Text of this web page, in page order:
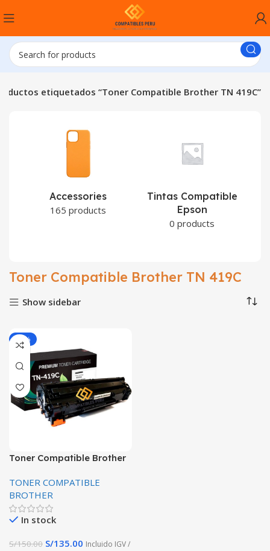
etiquetados “Toner Compatible Brother TN 419C”
Accessories
165 products
Tintas Compatible
Epson
0 products
Toner Compatible Brother TN 419C
Show sidebar
-10%
Toner Compatible Brother
L8900CDW 9000 páginas
Premium
TONER COMPATIBLE
BROTHER
In stock
S/150.00 S/135.00 Incluido IGV /